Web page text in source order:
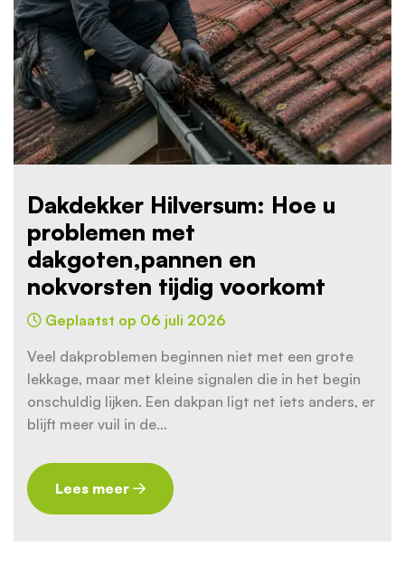
Dakdekker Hilversum: Hoe u
problemen met
dakgoten,pannen en
nokvorsten tijdig voorkomt
Geplaatst op 06 juli 2026
Veel dakproblemen beginnen niet met een grote
lekkage, maar met kleine signalen die in het begin
onschuldig lijken. Een dakpan ligt net iets anders, er
blijft meer vuil in de…
Lees meer